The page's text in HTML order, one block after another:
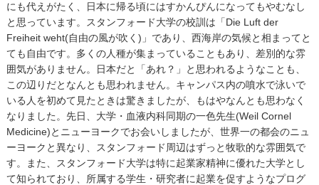
にも代えがたく、日本に帰る頃にはすかんぴんになってもやむなし
と思っています。スタンフォード大学の校訓は「Die Luft der
Freiheit weht(自由の風が吹く)」であり、西海岸の気候と相まってと
ても自由です。多くの人種が集まっていることもあり、差別的な雰
囲気がありません。日本だと「あれ？」と思われるようなことも、
この辺りだとなんとも思われません。キャンパス内の噴水で泳いで
いる人を初めて見たときは驚きましたが、もはやなんとも思わなく
なりました。先日、大学・血液内科同期の一色先生(Weil Cornel
Medicine)とニューヨークでお会いしましたが、世界一の都会のニュ
ーヨークと異なり、スタンフォード周辺はずっと牧歌的な雰囲気で
す。また、スタンフォード大学は特に起業家精神に優れた大学とし
て知られており、所属する学生・研究者に起業を促すようなプログ